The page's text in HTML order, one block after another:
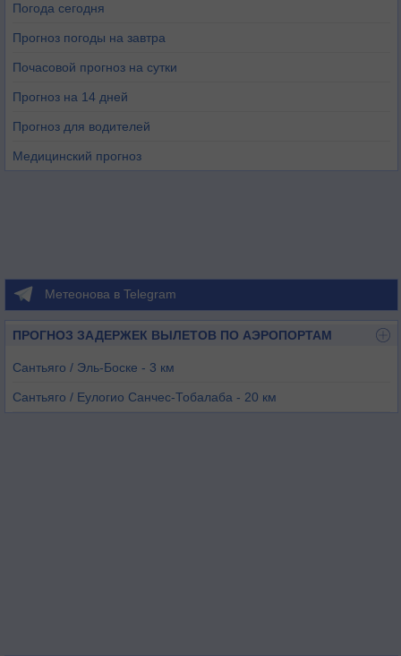
Погода сегодня
Прогноз погоды на завтра
Почасовой прогноз на сутки
Прогноз на 14 дней
Прогноз для водителей
Медицинский прогноз
Метеонова в Telegram
ПРОГНОЗ ЗАДЕРЖЕК ВЫЛЕТОВ ПО АЭРОПОРТАМ
Сантьяго / Эль-Боске - 3 км
Сантьяго / Еулогио Санчес-Тобалаба - 20 км